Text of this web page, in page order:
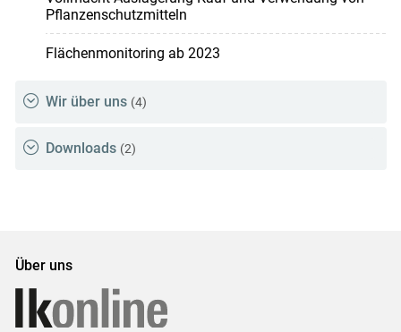
Pflanzenschutzmitteln
Flächenmonitoring ab 2023
Wir über uns (4)
Downloads (2)
Über uns